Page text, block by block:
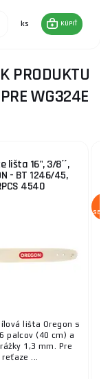
ks KÚPIŤ
PRODUKTU
WG324E
lišta 16", 3/8´´,
- BT 1246/45,
4540
lišta Oregon s
palcov (40 cm) a
1,3 mm. Pre
reťaze ...